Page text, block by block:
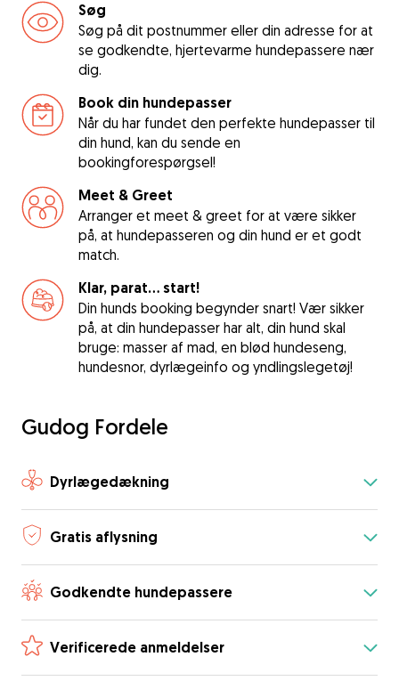
Søg
Søg på dit postnummer eller din adresse for at
se godkendte, hjertevarme hundepassere nær
dig.
Book din hundepasser
Når du har fundet den perfekte hundepasser til
din hund, kan du sende en
bookingforespørgsel!
Meet & Greet
Arranger et meet & greet for at være sikker
på, at hundepasseren og din hund er et godt
match.
Klar, parat... start!
Din hunds booking begynder snart! Vær sikker
på, at din hundepasser har alt, din hund skal
bruge: masser af mad, en blød hundeseng,
hundesnor, dyrlægeinfo og yndlingslegetøj!
Gudog Fordele
Dyrlægedækning
Gratis aflysning
Godkendte hundepassere
Verificerede anmeldelser